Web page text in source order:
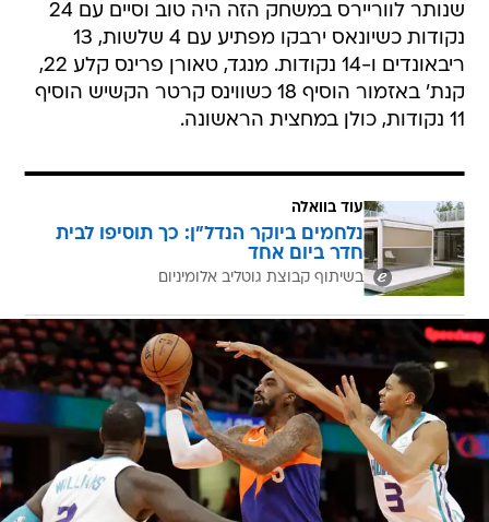
שנותר לווריירס במשחק הזה היה טוב וסיים עם 24
נקודות כשיונאס ירבקו מפתיע עם 4 שלשות, 13
ריבאונדים ו-14 נקודות. מנגד, טאורן פרינס קלע 22,
קנת' באזמור הוסיף 18 כשווינס קרטר הקשיש הוסיף
11 נקודות, כולן במחצית הראשונה.
עוד בוואלה
נלחמים ביוקר הנדל"ן: כך תוסיפו לבית
חדר ביום אחד
בשיתוף קבוצת גוטליב אלומיניום